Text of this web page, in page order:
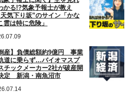
かる!?気象予報士が教え
気下り坂”のサイン「かな
雲は特に危険」
倒産】負債総額約9億円 事業
道に乗らず…バイオマスプ
チックメーカー2社が破産開
定 新潟・南魚沼市